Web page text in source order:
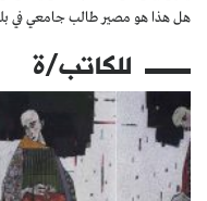
هل هذا هو مصير طالب جامعي في
للكاتب/ة